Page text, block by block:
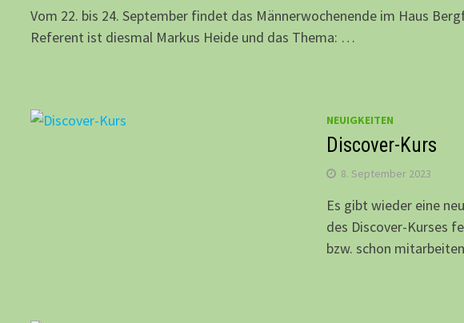
Vom 22. bis 24. September findet das Männerwochenende im Haus
Referent ist diesmal Markus Heide und das Thema: …
NEUIGKEITEN
Discover-Kurs
8. September 2023
Es gibt wieder eine
des Discover-Kurses
bzw. schon